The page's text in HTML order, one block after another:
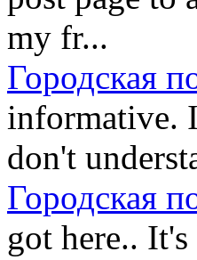
my fr...
Городская
informative.
don't
Городская
got here..